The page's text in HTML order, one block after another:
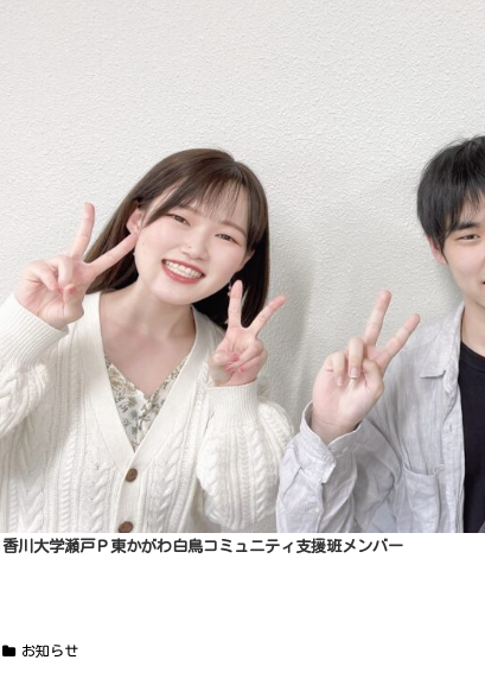
香川大学瀬戸Ｐ東かがわ白鳥コミュニティ支援班メンバー
お知らせ